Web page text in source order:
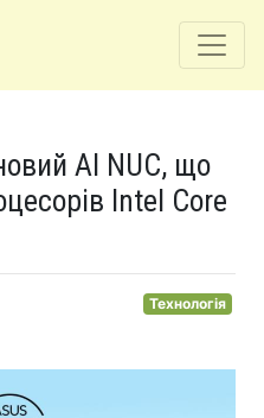
AI NUC, що
Intel Core
Технологія